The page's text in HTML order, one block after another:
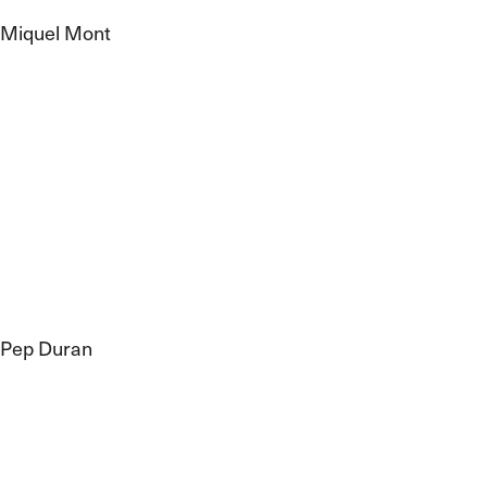
Miquel Mont
Pep Duran